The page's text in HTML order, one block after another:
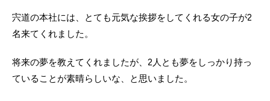
宍道の本社には、とても元気な挨拶をしてくれる女の子が2
名来てくれました。
将来の夢を教えてくれましたが、2人とも夢をしっかり持っ
ていることが素晴らしいな、と思いました。